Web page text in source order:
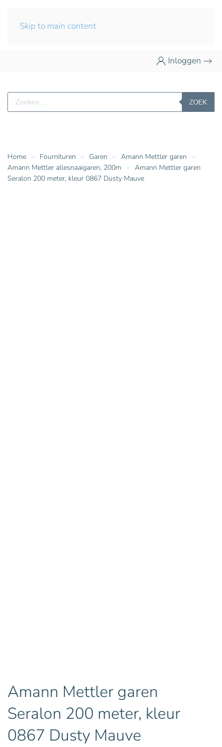
Skip to main content
Inloggen
Producten
zoeken
ZOEK
Home Fournituren Garen
Amann Mettler garen
Amann Mettler allesnaaigaren, 200m
Amann Mettler garen
Seralon 200 meter, kleur 0867 Dusty Mauve
Amann Mettler garen
Seralon 200 meter, kleur
0867 Dusty Mauve